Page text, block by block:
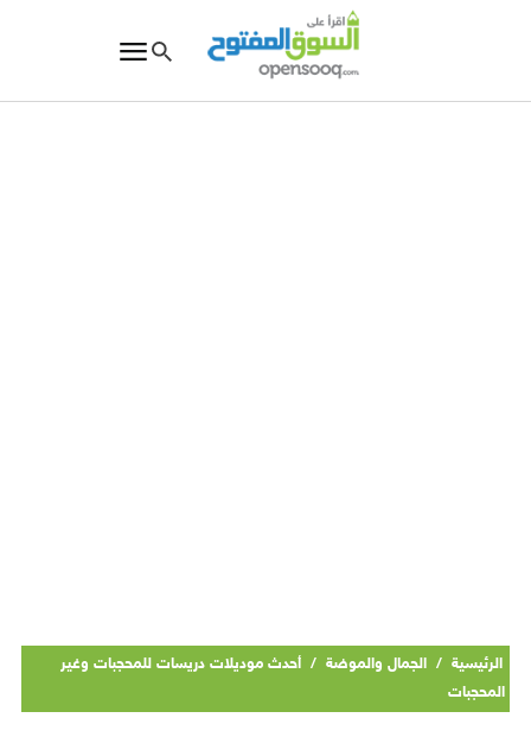
الرئيسية / الجمال والموضة / أحدث موديلات دريسات للمحجبات وغير
المحجبات